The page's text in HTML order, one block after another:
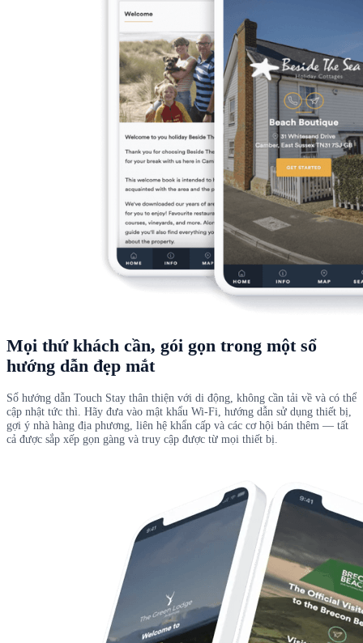
Mọi thứ khách cần, gói gọn trong một sổ
hướng dẫn đẹp mắt
Sổ hướng dẫn Touch Stay thân thiện với di động, không cần tải về và có thể
cập nhật tức thì. Hãy đưa vào mật khẩu Wi-Fi, hướng dẫn sử dụng thiết bị,
gợi ý nhà hàng địa phương, liên hệ khẩn cấp và các cơ hội bán thêm — tất
cả được sắp xếp gọn gàng và truy cập được từ mọi thiết bị.